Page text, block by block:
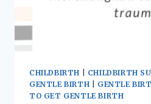
CHILDBIRTH CHILDBIRTH
GENTLE BIRTH
GENTLE
TO GET GENTLE BIRTH